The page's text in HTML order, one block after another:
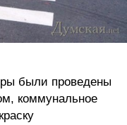
были проведены
коммунальное